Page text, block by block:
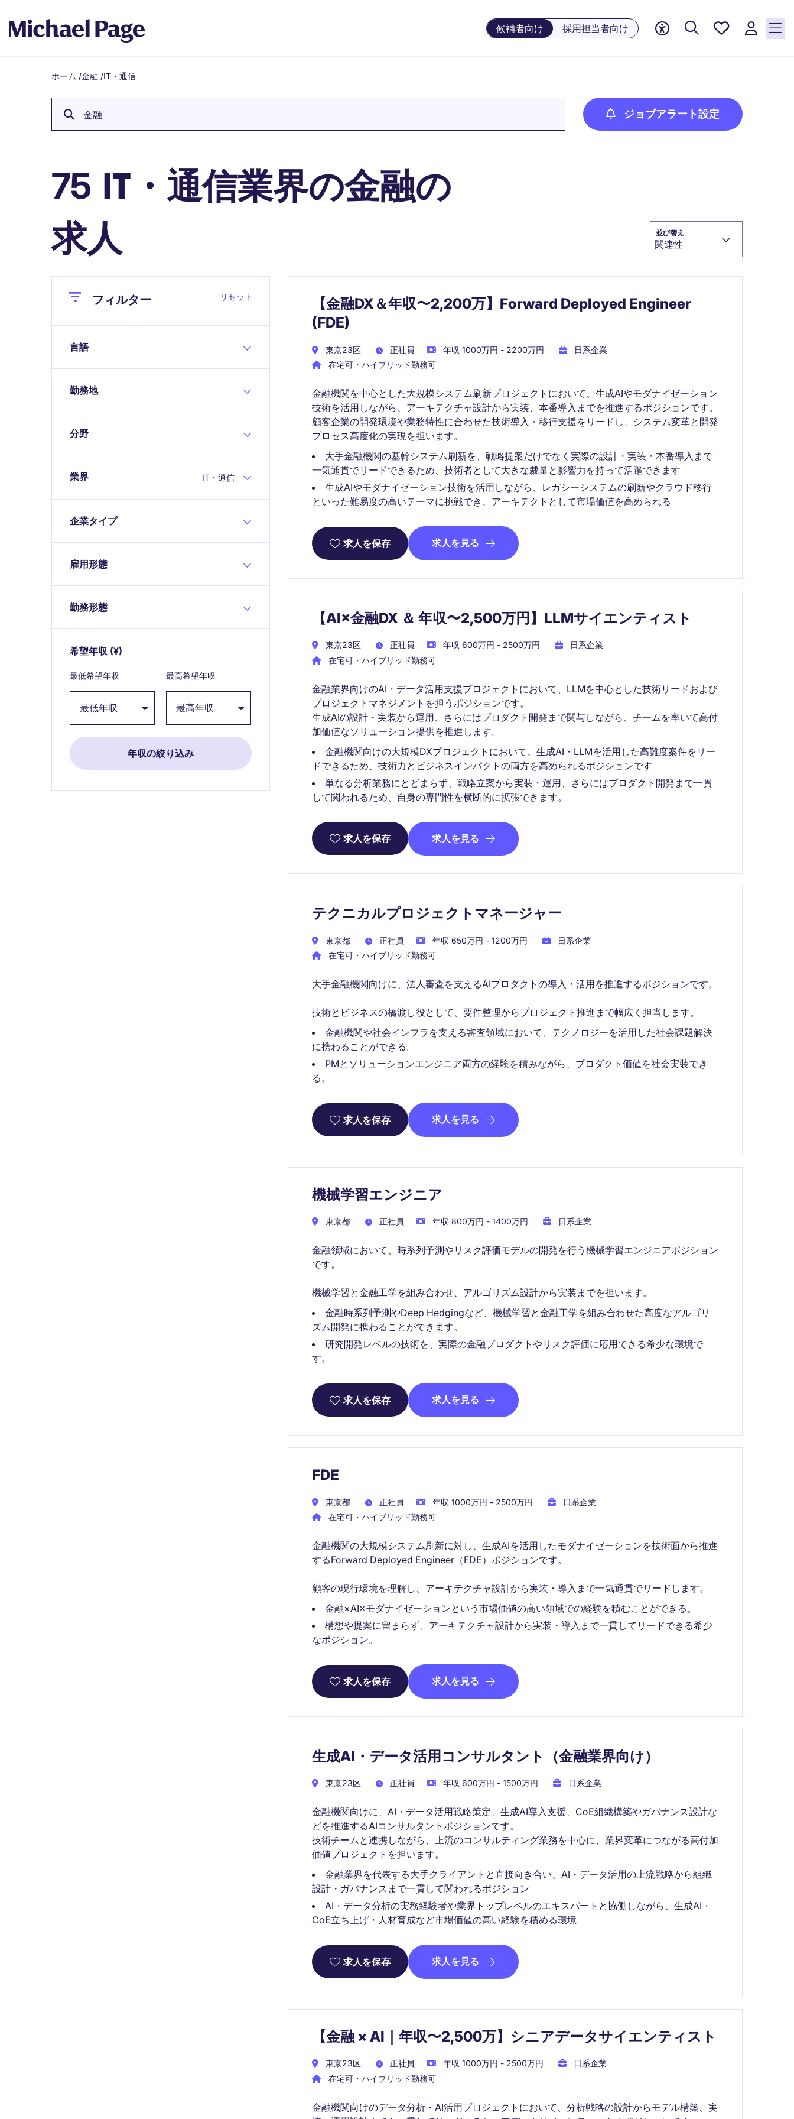
候補者向け 採用担当者向け
お気に
リスト
に保存
されて
Breadcrumb
ホーム /金融 /IT・通信
金融 ジョブアラート設定
75 IT・通信業界の金融の
求人
並び替え
関連性
Closeフィルター リセット
言語
勤務地
分野
業界 IT・通信
企業タイプ
雇用形態
勤務形態
希望年収 (¥)
最低希望年収 最高希望年収
【金融DX＆年収〜2,200万】Forward Deployed Engineer
(FDE)
東京23区 正社員 年収 1000万円 - 2200万円
日系企業
在宅可・ハイブリッド勤務可
金融機関を中心とした大規模システム刷新プロジェクトにおいて、生成AIやモダナイゼーション
技術を活用しながら、アーキテクチャ設計から実装、本番導入までを推進するポジションです。
顧客企業の開発環境や業務特性に合わせた技術導入・移行支援をリードし、システム変革と開発
プロセス高度化の実現を担います。
大手金融機関の基幹システム刷新を、戦略提案だけでなく実際の設計・実装・本番導入まで
一気通貫でリードできるため、技術者として大きな裁量と影響力を持って活躍できます
生成AIやモダナイゼーション技術を活用しながら、レガシーシステムの刷新やクラウド移行
といった難易度の高いテーマに挑戦でき、アーキテクトとして市場価値を高められる
求人を保存 求人を見る
【AI×金融DX ＆ 年収〜2,500万円】LLMサイエンティスト
東京23区 正社員 年収 600万円 - 2500万円
日系企業
在宅可・ハイブリッド勤務可
金融業界向けのAI・データ活用支援プロジェクトにおいて、LLMを中心とした技術リードおよび
プロジェクトマネジメントを担うポジションです。
生成AIの設計・実装から運用、さらにはプロダクト開発まで関与しながら、チームを率いて高付
加価値なソリューション提供を推進します。
金融機関向けの大規模DXプロジェクトにおいて、生成AI・LLMを活用した高難度案件をリー
ドできるため、技術力とビジネスインパクトの両方を高められるポジションです
単なる分析業務にとどまらず、戦略立案から実装・運用、さらにはプロダクト開発まで一貫
して関われるため、自身の専門性を横断的に拡張できます。
求人を保存 求人を見る
テクニカルプロジェクトマネージャー
東京都 正社員 年収 650万円 - 1200万円
日系企業
在宅可・ハイブリッド勤務可
大手金融機関向けに、法人審査を支えるAIプロダクトの導入・活用を推進するポジションです。
技術とビジネスの橋渡し役として、要件整理からプロジェクト推進まで幅広く担当します。
金融機関や社会インフラを支える審査領域において、テクノロジーを活用した社会課題解決
に携わることができる。
PMとソリューションエンジニア両方の経験を積みながら、プロダクト価値を社会実装でき
る。
求人を保存 求人を見る
機械学習エンジニア
東京都 正社員 年収 800万円 - 1400万円 日系企業
金融領域において、時系列予測やリスク評価モデルの開発を行う機械学習エンジニアポジション
です。
機械学習と金融工学を組み合わせ、アルゴリズム設計から実装までを担います。
金融時系列予測やDeep Hedgingなど、機械学習と金融工学を組み合わせた高度なアルゴリ
ズム開発に携わることができます。
研究開発レベルの技術を、実際の金融プロダクトやリスク評価に応用できる希少な環境で
す。
求人を保存 求人を見る
FDE
東京都 正社員 年収 1000万円 - 2500万円
日系企業
在宅可・ハイブリッド勤務可
金融機関の大規模システム刷新に対し、生成AIを活用したモダナイゼーションを技術面から推進
するForward Deployed Engineer（FDE）ポジションです。
顧客の現行環境を理解し、アーキテクチャ設計から実装・導入まで一気通貫でリードします。
金融×AI×モダナイゼーションという市場価値の高い領域での経験を積むことができる。
構想や提案に留まらず、アーキテクチャ設計から実装・導入まで一貫してリードできる希少
なポジション。
求人を保存 求人を見る
生成AI・データ活用コンサルタント（金融業界向け）
東京23区 正社員 年収 600万円 - 1500万円 日系企業
金融機関向けに、AI・データ活用戦略策定、生成AI導入支援、CoE組織構築やガバナンス設計な
どを推進するAIコンサルタントポジションです。
技術チームと連携しながら、上流のコンサルティング業務を中心に、業界変革につながる高付加
価値プロジェクトを担います。
金融業界を代表する大手クライアントと直接向き合い、AI・データ活用の上流戦略から組織
設計・ガバナンスまで一貫して関われるポジション
AI・データ分析の実務経験者や業界トップレベルのエキスパートと協働しながら、生成AI・
CoE立ち上げ・人材育成など市場価値の高い経験を積める環境
求人を保存 求人を見る
【金融 × AI｜年収〜2,500万】シニアデータサイエンティスト
東京23区 正社員 年収 1000万円 - 2500万円
日系企業
在宅可・ハイブリッド勤務可
金融機関向けのデータ分析・AI活用プロジェクトにおいて、分析戦略の設計からモデル構築、実